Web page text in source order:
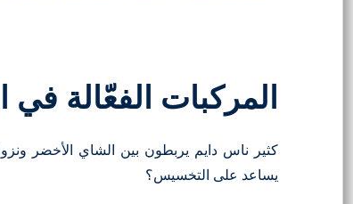
المركبات الفعّالة
كثير ناس دايم يربطون بين الشاي الأخضر
يساعد على التخسيس؟